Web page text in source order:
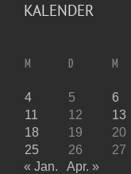
KALENDER
M D M
4
5 6
11
12 13
18
19 20
25
26 27
« Jan.
Apr. »